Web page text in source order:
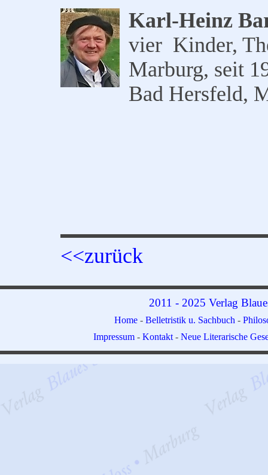
Karl-Heinz
vier Kinder,
Marburg, seit
Bad Hersfeld,
<<zurück
2011 - 2025 Verlag
Home - Belletristik u. Sachbuch -
Impressum - Kontakt - Neue Literarische